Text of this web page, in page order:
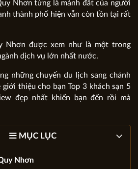
Nhơn từng là mảnh đất của người
thành phố hiện vẫn còn tồn tại rất
Nhơn được xem như là một trong
dịch vụ lớn nhất nước.
những chuyến du lịch sang chảnh
thiệu cho bạn Top 3 khách sạn 5
đẹp nhất khiến bạn đến rồi mà
MỤC LỤC
Nhơn